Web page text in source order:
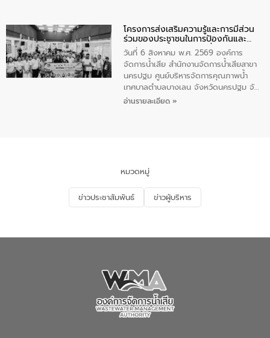
ประชาชน ตัวแทนจากโรงแรมต่างๆ ในเขต
เทศบาลตำบลราไวย์ ศูนย์บริหารจัดการ
คุณภาพน้ำเทศบาลตำบลราไวย์ นำโดยนาย
น้อย แก้วเศษ ผู้จัดการสำนักงานจัดการน้ำ
เสียสาขาภูเก็ต พร้อมด้วยเจ้าหน้าที่ จำนวน
5 คน ร่วมทำกิจกรรม ทำความสะอาด
ชายหาดและแหล่งท่องเที่ยว ณ บริเวณ
โครงการส่งเสริมความรู้และการมีส่วน
ร่วมของประชาชนในการป้องกันและ
แก้ไขปัญหาน้ำเสียอย่างยั่งยืน
วันที่ 6 สิงหาคม พ.ศ. 2569 องค์การ
จัดการน้ำเสีย สำนักงานจัดการน้ำเสียสาขา
นครปฐม ศูนย์บริหารจัดการคุณภาพน้ำ
เทศบาลตำบลบางเลน จังหวัดนครปฐม จัด
กิจกรรมภายใต้โครงการส่งเสริมความรู้และ
จัดการน้ำเสียและสร้างจิตสำนึกในการ
อนุรักษ์สิ่งแวดล้อม ในหัวข้อ “น้ำเสียชุมชน
และการบำบัดน้ำเสียเบื้องต้น” โดยให้ความรู้
เกี่ยวกับสาเหตุและผลกระทบของน้ำเสีย
ณ เทศบาลตำบลบางเลน จังหวัดนครปฐม
อ่านรายละเอียด »
หมวดหมู่
ข่าวประชาสัมพันธ์ ข่าวผู้บริหาร